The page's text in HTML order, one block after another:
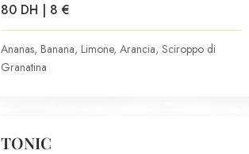
80 DH | 8 €
Ananas, Banana, Limone, Arancia, Sciroppo di
Granatina
TONIC